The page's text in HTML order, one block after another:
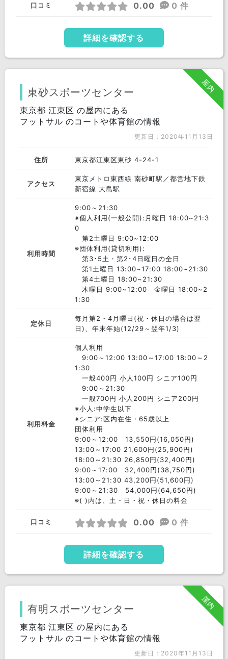
口コミ 0.00 0 件
詳細を確認する
屋内
東砂スポーツセンター
東京都 江東区 の屋内にある
フットサル のコートや体育館の情報
更新日：2020年11月13日
住所 東京都江東区東砂 4-24-1
アクセス
東京メトロ東西線 南砂町駅／都営地下鉄
新宿線 大島駅
利用時間
9:00～21:30
※個人利用(一般公開):月曜日 18:00~21:3
0
第2土曜日 9:00~12:00
※団体利用(貸切利用):
第3･5土・第2･4日曜日の全日
第1土曜日 13:00~17:00 18:00~21:30
第4土曜日 18:00~21:30
木曜日 9:00~12:00 金曜日 18:00~2
1:30
定休日
毎月第2・4月曜日(祝・休日の場合は翌
日)、年末年始(12/29～翌年1/3)
利用料金
個人利用
9:00～12:00 13:00～17:00 18:00～2
1:30
一般400円 小人100円 シニア100円
9:00～21:30
一般700円 小人200円 シニア200円
※小人:中学生以下
※シニア:区内在住・65歳以上
団体利用
9:00～12:00 13,550円(16,050円)
13:00～17:00 21,600円(25,900円)
18:00～21:30 26,850円(32,400円)
9:00～17:00 32,400円(38,750円)
13:00～21:30 43,200円(51,600円)
9:00～21:30 54,000円(64,650円)
※( )内は、土・日・祝・休日の料金
口コミ 0.00 0 件
詳細を確認する
屋内
有明スポーツセンター
東京都 江東区 の屋内にある
フットサル のコートや体育館の情報
更新日：2020年11月13日